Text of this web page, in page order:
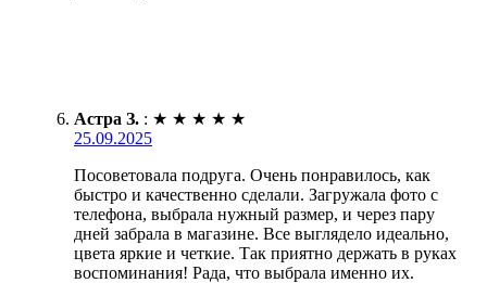
Астра З. : ★ ★ ★ ★ ★
25.09.2025
Посоветовала подруга. Очень понравилось, как
быстро и качественно сделали. Загружала фото с
телефона, выбрала нужный размер, и через пару
дней забрала в магазине. Все выглядело идеально,
цвета яркие и четкие. Так приятно держать в руках
воспоминания! Рада, что выбрала именно их.